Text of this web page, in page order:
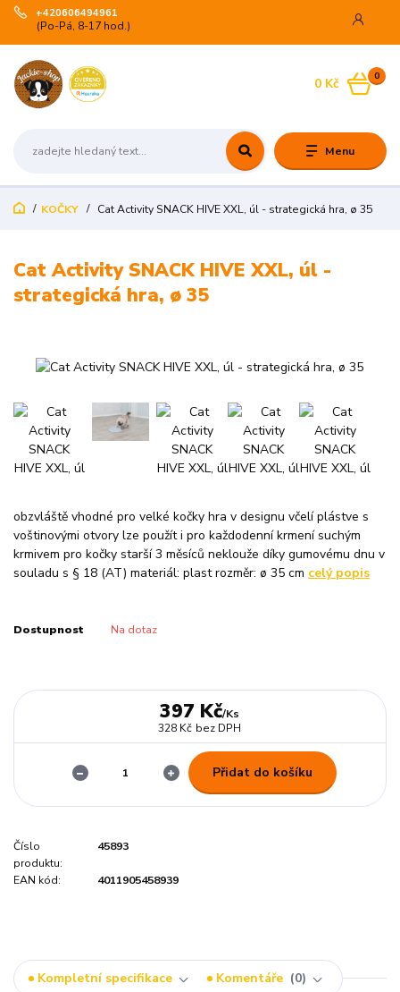
Menu
+420606494961
(Po-Pá, 8-17 hod.)
0
0 Kč
KOČKY Cat Activity SNACK HIVE XXL, úl - strategická hra, ø 35
Cat Activity SNACK HIVE XXL, úl -
strategická hra, ø 35
obzvláště vhodné pro velké kočky hra v designu včelí plástve s
voštinovými otvory lze použít i pro každodenní krmení suchým
krmivem pro kočky starší 3 měsíců neklouže díky gumovému dnu v
souladu s § 18 (AT) materiál: plast rozměr: ø 35 cm celý popis
Dostupnost Na dotaz
397 Kč/Ks
328 Kč bez DPH
Přidat do košíku
Číslo
produktu:
45893
EAN kód: 4011905458939
Kompletní specifikace Komentáře 0